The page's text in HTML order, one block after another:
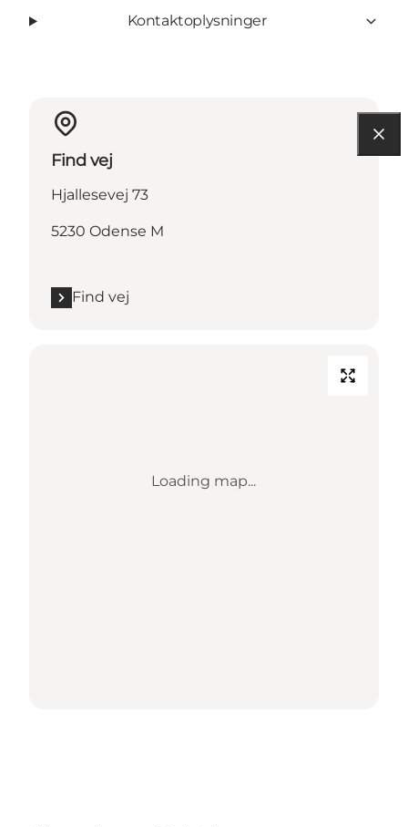
Kontaktoplysninger
Find vej
Hjallesevej 73
5230 Odense M
Find vej
Loading map...